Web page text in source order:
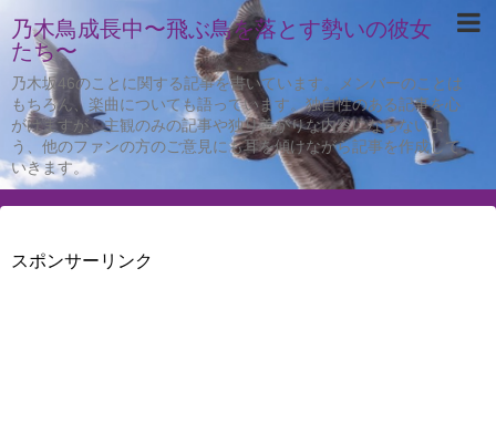
乃木鳥成長中〜飛ぶ鳥を落とす勢いの彼女
たち〜
乃木坂46のことに関する記事を書いています。メンバーのことは
もちろん、楽曲についても語っています。独自性のある記事を心
がけますが、主観のみの記事や独り善がりな内容にならないよ
う、他のファンの方のご意見にも耳を傾けながら記事を作成して
いきます。
スポンサーリンク